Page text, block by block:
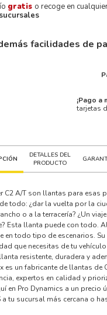
gratis o recoge en
facilidades de
¡Pago a
tarjetas
DETALLES DEL
PRODUCTO
C2 A/T son llantas para esas
todo: ¿dar la vuelta por la
o a la terracería? ¿Un
Esta llanta puede con todo.
en todo tipo de escenarios.
que necesitas de tu
resistente, duradera y
es un fabricante de llantas de
expertos en calidad y
en Pro Dynamics a un precio
a tu sucursal más cercana o